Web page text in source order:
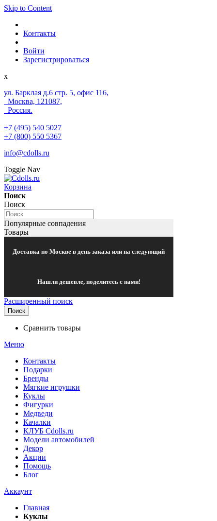
Skip to Content
Контакты
Войти
Зарегистрироваться
x
ул. Барклая д.6 стр. 5, офис 116,
Москва, 121087,
Россия.
+7 (495) 540 5027
+7 (800) 550 5367
info@cdolls.ru
Toggle Nav
Корзина
Поиск
Поиск
Популярные совпадения
Товары
Доставка по Москве в день заказа или на следующий
Нашли дешевле, поделитесь с нами!
Расширенный поиск
Поиск
Сравнить товары
Меню
Контакты
Подарки
Бренды
Мягкие игрушки
Куклы
Фигурки
Медведи
Качалки
КЛУБ Cdolls.ru
Модели автомобилей
Декор
Акции
Помощь
Блог
Аккаунт
Главная
Куклы